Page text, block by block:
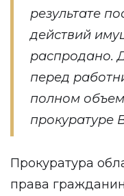
результате
действий
распродано.
перед
полном
прокуратуре
Прокуратура
права